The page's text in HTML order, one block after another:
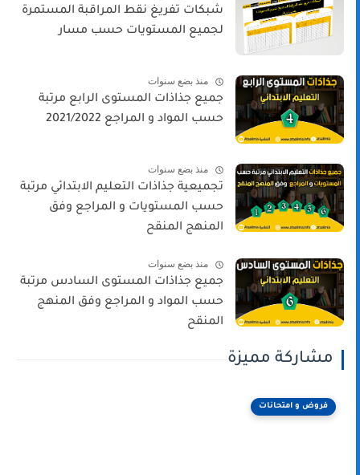
شبكات تفريغ نقط المراقبة المستمرة
لجميع المستويات حسب مسار
منذ بضع سنوات
جميع جذاذات المستوى الرابع مرتبة
حسب المواد و المراجع 2021/2022
منذ بضع سنوات
تجميعية جذاذات التعليم الابتدائي مرتبة
حسب المستويات و المراجع وفق
المنهج المنقح
منذ بضع سنوات
جميع جذاذات المستوى السادس مرتبة
حسب المواد و المراجع وفق المنهج
المنقح
مشاركة مميزة
فروض و امتحانات